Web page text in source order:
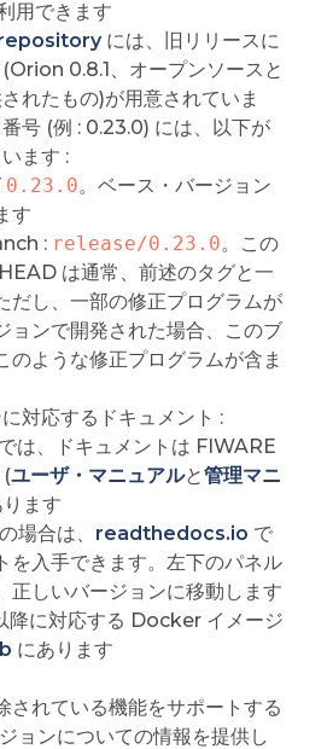
用できます
には、旧リリースに
0.8.1、オープンソースと
れたもの)が用意されていま
号 (例 : 0.23.0) には、以下が
ます :
0.23.0。ベース・バージョン
す
: release/0.23.0。この
は通常、前述のタグと一
だし、一部の修正プログラムが
ョンで開発された場合、このブ
のような修正プログラムが含ま
対応するドキュメント :
は、ドキュメントは FIWARE
ユーザ・マニュアルと管理マニ
ます
場合は、 readthedocs.io で
を入手できます。左下のパネル
正しいバージョンに移動します
に対応する Docker イメージ
にあります
されている機能をサポートする
ョンについての情報を提供し